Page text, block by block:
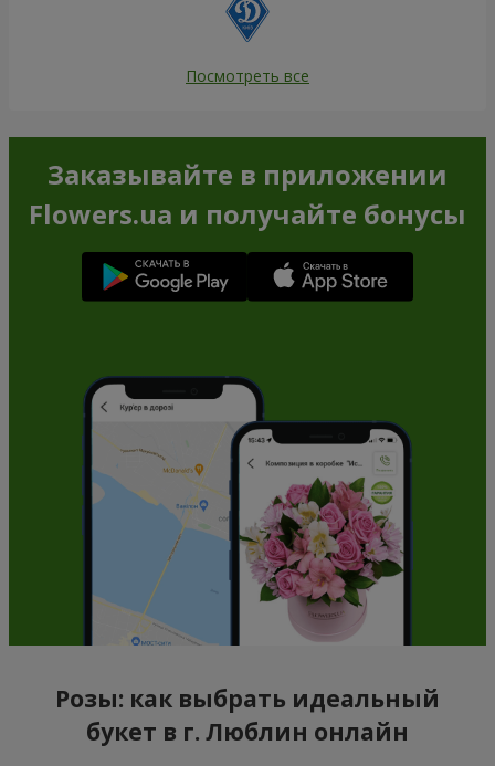
Посмотреть все
Заказывайте в приложении
Flowers.ua и получайте бонусы
Розы: как выбрать идеальный
букет в г. Люблин онлайн